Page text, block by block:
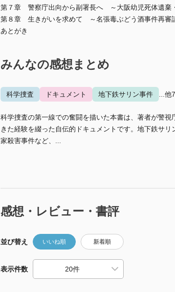
第７章 警察庁出向から副署長へ ～大阪幼児死体遺棄
第８章 生きがいを求めて ～名張毒ぶどう酒事件再審
あとがき
みんなの感想まとめ
科学捜査 ドキュメント 地下鉄サリン事件 ...他
科学捜査の第一線での奮闘を描いた本書は、著者が警
きた経験を綴った自伝的ドキュメントです。地下鉄サ
家殺害事件など、...
感想・レビュー・書評
並び替え いいね順 新着順
表示件数